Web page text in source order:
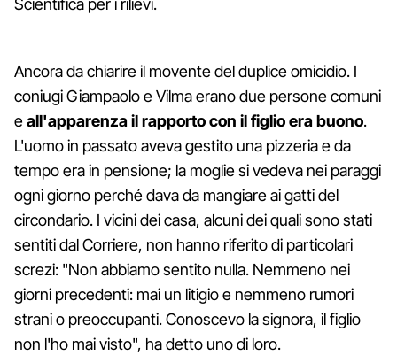
Scientifica per i rilievi.
Ancora da chiarire il movente del duplice omicidio. I
coniugi Giampaolo e Vilma erano due persone comuni
eall'apparenza il rapporto con il figlio era buono.
L'uomo in passato aveva gestito una pizzeria e da
tempo era in pensione; la moglie si vedeva nei paraggi
ogni giorno perché dava da mangiare ai gatti del
circondario. I vicini dei casa, alcuni dei quali sono stati
sentiti dal Corriere, non hanno riferito di particolari
screzi: "Non abbiamo sentito nulla. Nemmeno nei
giorni precedenti: mai un litigio e nemmeno rumori
strani o preoccupanti. Conoscevo la signora, il figlio
non l'ho mai visto", ha detto uno di loro.